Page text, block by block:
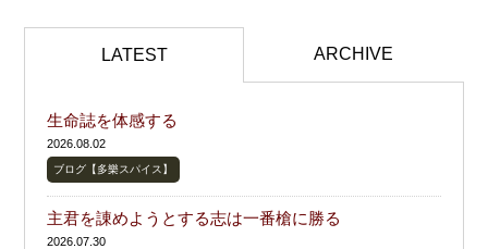
LATEST ARCHIVE
生命誌を体感する
2026.08.02
ブログ【多樂スパイス】
主君を諌めようとする志は一番槍に勝る
2026.07.30